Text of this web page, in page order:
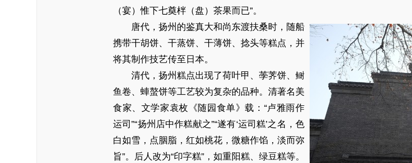
（宴）惟下七奠柈（盘）茶果而已”。
唐代，扬州的鉴真大和尚东渡扶桑时，随船
携带干胡饼、干蒸饼、干薄饼、捻头等糕点，并
将其制作技艺传至日本。
清代，扬州糕点出现了荷叶甲、荸荠饼、鲥
鱼卷、蛼螯饼等工艺较为复杂的品种。清著名美
食家、文学家袁枚《随园食单》载：“卢雅雨作
运司”“扬州店中作糕献之”“遂有‘运司糕’之名，色
白如雪，点胭脂，红如桃花，微糖作馅，淡而弥
旨”。后人改为“印字糕”，如重阳糕、绿豆糕等。